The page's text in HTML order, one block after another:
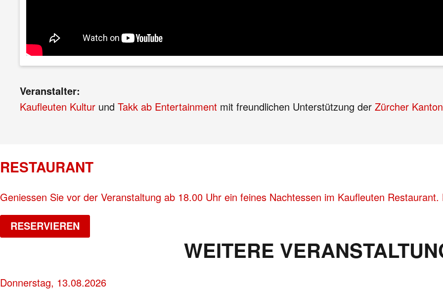
Veranstalter:
Kaufleuten Kultur und Takk ab Entertainment mit freundlichen Unterstützung der Zürcher
RESTAURANT
Geniessen Sie vor der Veranstaltung ab 18.00 Uhr ein feines Nachtessen im Kaufleuten
RESERVIEREN
WEITERE
Donnerstag, 13.08.2026